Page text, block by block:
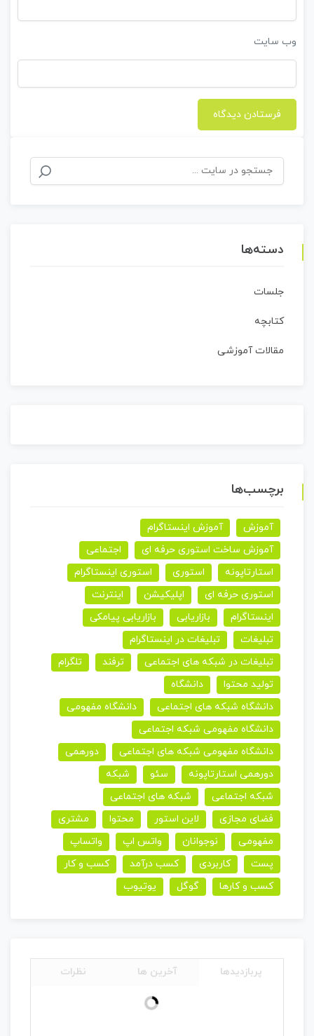
وب‌ سایت
جستجو
برای:
دسته‌ها
جلسات
کتابچه
مقالات آموزشی
برچسب‌ها
آموزش
آموزش اینستاگرام
آموزش ساخت استوری حرفه ای
اجتماعی
استارتاپونه
استوری
استوری اینستاگرام
استوری حرفه ای
اپلیکیشن
اینترنت
اینستاگرام
بازاریابی
بازاریابی پیامکی
تبلیغات
تبلیغات در اینستاگرام
تبلیغات در شبکه های اجتماعی
ترفند
تلگرام
تولید محتوا
دانشگاه
دانشگاه شبکه های اجتماعی
دانشگاه مفهومی
دانشگاه مفهومی شبکه اجتماعی
دانشگاه مفهومی شبکه های اجتماعی
دورهمی
دورهمی استارتاپونه
سئو
شبکه
شبکه اجتماعی
شبکه های اجتماعی
فضای مجازی
لاین استور محتوا
مشتری
مفهومی
نوجوانان واتس اپ
واتساپ
پست
کاربردی کسب درآمد
کسب و کار
کسب و کارها
گوگل یوتیوب
پربازدیدها آخرین ها نظرات